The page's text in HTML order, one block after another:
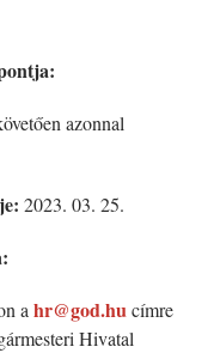
azonnal
2023. 03. 25.
a hr@god.hucímre
Hivatal